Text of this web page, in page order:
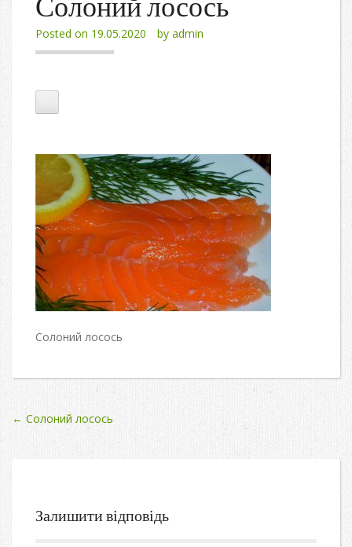
Posted on 19.05.2020 by admin
Солоний лосось
Post
navigation
← Солоний лосось
Залишити відповідь